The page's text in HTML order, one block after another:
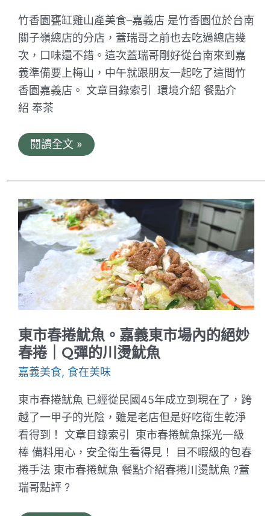
竹香園甕缸雞山產美食–嘉義店 是竹香園位於台南
關子嶺總店的分店，蓋瑞哥之前也去吃過總店幾
次，口味還不錯。這次蓋瑞哥剛好從台南來到嘉
義準備要上梅山，中午就跟朋友一起吃了這間竹
香園嘉義店。 文章目錄索引 環境介紹 餐點介
紹 奉茶
竹
香
雞
山
產
美
食-
義
店。
好
吃
純
的
甕
仔
放
山
閱讀全文 »
東市春捲魷魚。嘉義東市場內的絕妙
春捲｜Q彈的川燙魷魚
嘉義美食, 食在美味
東市春捲魷魚 已經從民國45年成立到現在了，跨
越了一甲子的光陰，雖是老店但是好吃衛生乾淨
看得到！ 文章目錄索引 東市春捲魷魚採光一級
棒 備料用心，安全衛生看得見！ 目不暇級的包春
捲手法 東市春捲魷魚 餐點介紹春捲川燙魷魚 ?蓋
瑞哥點評 ?